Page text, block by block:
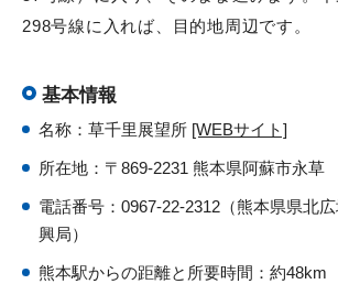
298号線に入れば、目的地周辺です。
基本情報
名称：草千里展望所 [WEBサイト]
所在地：〒869-2231 熊本県阿蘇市永草
電話番号：0967-22-2312（熊本県県北
興局）
熊本駅からの距離と所要時間：約